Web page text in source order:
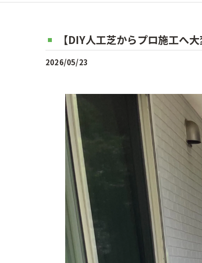
【DIY人工芝からプロ施工へ
2026/05/23